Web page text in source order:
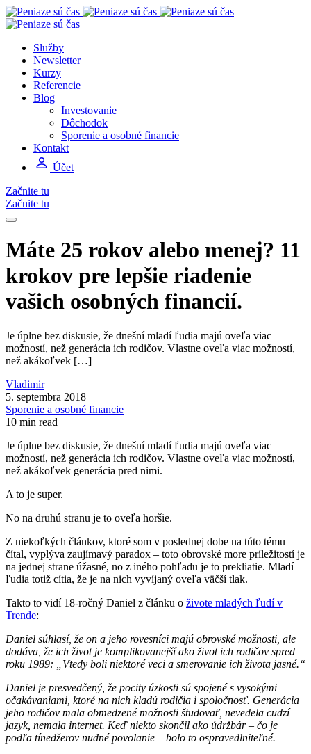
Služby
Newsletter
Kurzy
Referencie
Blog
Investovanie
Dôchodok
Sporenie a osobné financie
Kontakt
Účet
Začnite tu
Začnite tu
Máte 25 rokov alebo menej? 11
krokov pre lepšie riadenie
vašich osobných financií.
Je úplne bez diskusie, že dnešní mladí ľudia majú oveľa viac
možností, než generácia ich rodičov. Vlastne oveľa viac možností,
než akákoľvek […]
Vladimir
5. septembra 2018
Sporenie a osobné financie
10 min read
Je úplne bez diskusie, že dnešní mladí ľudia majú oveľa viac
možností, než generácia ich rodičov. Vlastne oveľa viac možností,
než akákoľvek generácia pred nimi.
A to je super.
No na druhú stranu je to oveľa horšie.
Z niekoľkých článkov, ktoré som v poslednej dobe na túto tému
čítal, vyplýva zaujímavý paradox – toto obrovské more príležitostí je
na jednej strane úžasné, no z iného pohľadu je to prekliatie. Mladí
ľudia totiž cítia, že je na nich vyvíjaný oveľa väčší tlak.
Takto to vidí 18-ročný Daniel z článku o živote mladých ľudí v
Trende:
Daniel súhlasí, že on a jeho rovesníci majú obrovské možnosti, ale
dodáva, že ich život je komplikovanejší ako život ich rodičov spred
roku 1989: „Vtedy boli niektoré veci a smerovanie ich života jasné.“
Daniel je presvedčený, že pocity úzkosti sú spojené s vysokými
očakávaniami, ktoré na nich kladú rodičia i spoločnosť. Generácia
jeho rodičov mala obmedzené možnosti študovať, nevedela cudzí
jazyk, nemala internet. Keď niekto skončil ako údržbár – čo je
podľa tínedžerov nudné povolanie – bolo to ospravedlniteľné.